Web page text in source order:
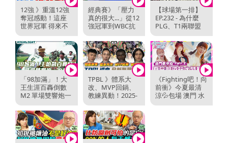
12強 》重溫12強
奪冠感動！這座
世界冠軍 得來不
易...台灣英雄 ...
經典賽》「壓力
真的很大...」從12
強冠軍到WBC抗
韓，曾豪駒感性
回顧...
【球場第一排】
EP.232 - 為什麼
PLG、T1兩聯盟
還是合不起來？...
「98加滿」！大
王生涯百轟倒數
M2 單場雙響炮一
次看【2026.04....
TPBL 》體系大
改、MVP回鍋、
教練異動！2025-
26賽季 各隊面...
《Fighting吧！向
前衝》今夏最清
涼💦包場 澳門 水
上樂園 An...